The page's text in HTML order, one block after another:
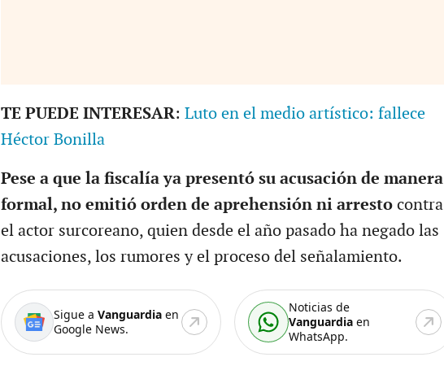
TE PUEDE INTERESAR: Luto en el medio artístico: fallece
Héctor Bonilla
Pese a que la fiscalía ya presentó su acusación de manera
formal, no emitió orden de aprehensión ni arresto contra
el actor surcoreano, quien desde el año pasado ha negado las
acusaciones, los rumores y el proceso del señalamiento.
Sigue a Vanguardiaen
Google News.
Noticias de
Vanguardia en
WhatsApp.